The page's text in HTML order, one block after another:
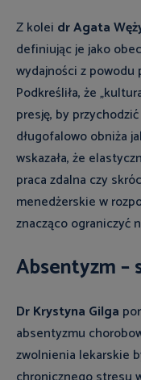
Z kolei drAgata
definiując je jako
wydajności z
Podkreśliła, że
presję, by
długofalowo obniża
wskazała, że
praca zdalna czy
menedżerskie w
znacząco ograniczyć
Absentyzm –
Dr Krystyna Gilga
absentyzmu
zwolnienia lekarskie